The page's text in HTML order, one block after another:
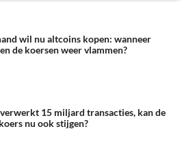
wil nu altcoins kopen: wanneer
de koersen weer vlammen?
15 miljard transacties, kan de
nu ook stijgen?